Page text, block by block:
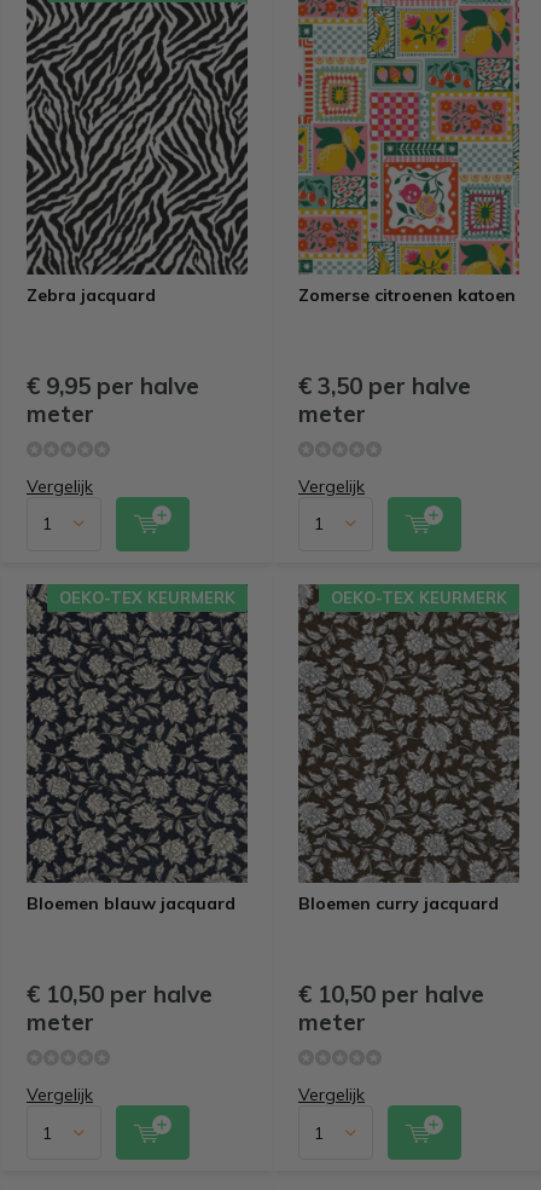
Zebra jacquard
€ 9,95 per halve
meter
Vergelijk
Zomerse citroenen katoen
€ 3,50 per halve
meter
Vergelijk
Bloemen blauw jacquard
OEKO-TEX KEURMERK
€ 10,50 per halve
meter
Vergelijk
Bloemen curry jacquard
OEKO-TEX KEURMERK
€ 10,50 per halve
meter
Vergelijk